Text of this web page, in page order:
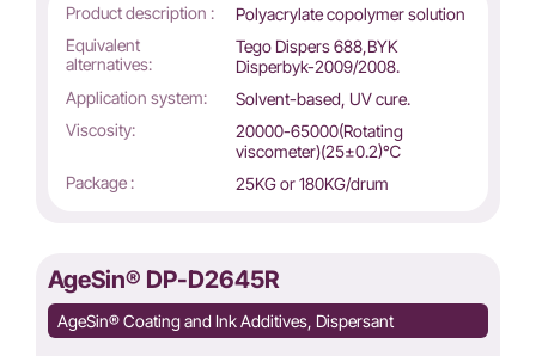
Product description :
Polyacrylate copolymer solution
Equivalent
alternatives:
Tego Dispers 688,BYK
Disperbyk-2009/2008.
Application system:
Solvent-based, UV cure.
Viscosity:
20000-65000(Rotating
viscometer)(25±0.2)℃
Package :
25KG or 180KG/drum
AgeSin® DP-D2645R
AgeSin® Coating and Ink Additives, Dispersant